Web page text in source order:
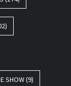
SHOW(9)